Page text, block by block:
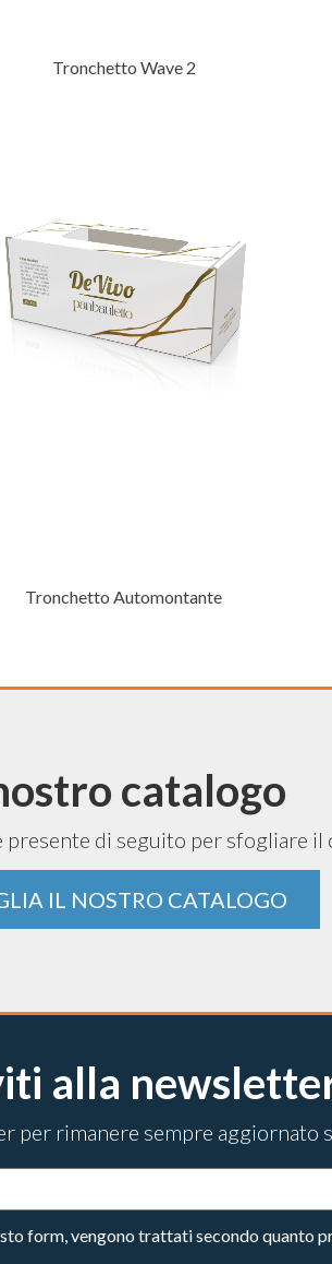
Tronchetto Wave 2
Tronchetto Automontante
catalogo
presente di seguito per sfogliare il
IL NOSTRO CATALOGO
alla
per rimanere sempre aggiornato
form, vengono trattati secondo quanto